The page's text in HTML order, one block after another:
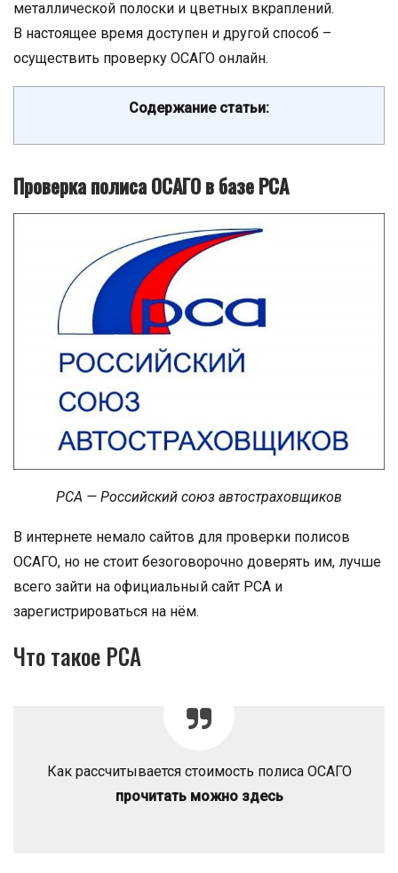
металлической полоски и цветных вкраплений.
В настоящее время доступен и другой способ –
осуществить проверку ОСАГО онлайн.
Содержание статьи:
Проверка полиса ОСАГО в базе РСА
РСА — Российский союз автостраховщиков
В интернете немало сайтов для проверки полисов
ОСАГО, но не стоит безоговорочно доверять им, лучше
всего зайти на официальный сайт РСА и
зарегистрироваться на нём.
Что такое РСА
Как рассчитывается стоимость полиса ОСАГО
прочитать можно здесь